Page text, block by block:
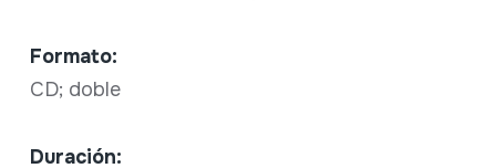
Formato:
CD; doble
Duración: